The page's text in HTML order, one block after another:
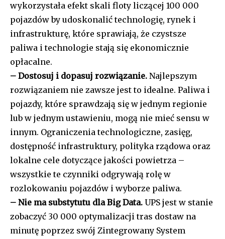
wykorzystała efekt skali floty liczącej 100 000
pojazdów by udoskonalić technologię, rynek i
infrastrukturę, które sprawiają, że czystsze
paliwa i technologie stają się ekonomicznie
opłacalne.
– Dostosuj i dopasuj rozwiązanie. Najlepszym
rozwiązaniem nie zawsze jest to idealne. Paliwa i
pojazdy, które sprawdzają się w jednym regionie
lub w jednym ustawieniu, mogą nie mieć sensu w
innym. Ograniczenia technologiczne, zasięg,
dostępność infrastruktury, polityka rządowa oraz
lokalne cele dotyczące jakości powietrza –
wszystkie te czynniki odgrywają rolę w
rozlokowaniu pojazdów i wyborze paliwa.
– Nie ma substytutu dla Big Data. UPS jest w stanie
zobaczyć 30 000 optymalizacji tras dostaw na
minutę poprzez swój Zintegrowany System